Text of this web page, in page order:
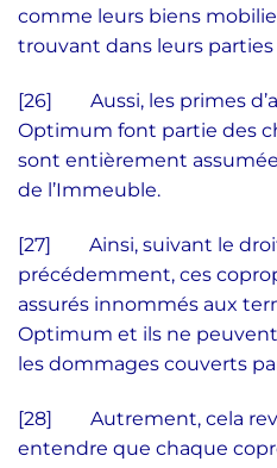
comme leurs biens
trouvant dans leurs parties
[26] Aussi, les primes
Optimum font partie des
sont entièrement
de l’Immeuble.
[27] Ainsi, suivant le
précédemment, ces
assurés innommés aux
Optimum et ils ne
les dommages couverts
[28] Autrement, cela
entendre que chaque